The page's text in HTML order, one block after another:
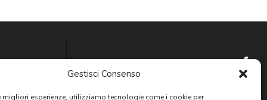
Gestisci Consenso
migliori esperienze, utilizziamo tecnologie come i cookie per